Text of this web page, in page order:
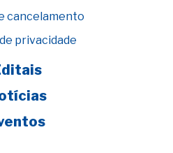
cancelamento
privacidade